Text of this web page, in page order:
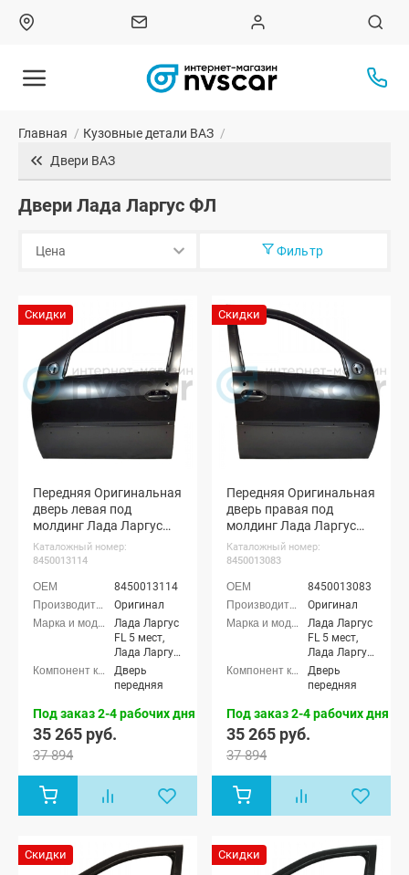
Главная / Кузовные детали ВАЗ /
Двери ВАЗ
Двери Лада Ларгус ФЛ
Фильтр
Скидки
Передняя Оригинальная
дверь левая под
молдинг Лада Ларгус
ФЛ (неокрашенная)
Каталожный номер:
8450013114
8450013114
Оригинал
Лада Ларгус
FL 5 мест,
Лада Ларгус
FL 7 мест,
Лада Ларгус
мест, Лада
Кросс 7 мест
Дверь
передняя
Под заказ 2-4 рабочих дня
35 265 руб.
37 894
Скидки
Передняя Оригинальная
дверь правая под
молдинг Лада Ларгус
ФЛ (неокрашенная)
Каталожный номер:
8450013083
8450013083
Оригинал
Лада Ларгус
FL 5 мест,
Лада Ларгус
FL 7 мест,
Лада Ларгус
мест, Лада
Кросс 7 мест
Дверь
передняя
Под заказ 2-4 рабочих дня
35 265 руб.
37 894
Скидки Скидки